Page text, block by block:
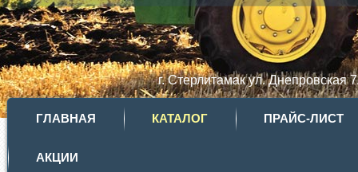
г. Стерлитамак ул. Днепровская
ГЛАВНАЯ КАТАЛОГ ПРАЙС-ЛИСТ
АКЦИИ